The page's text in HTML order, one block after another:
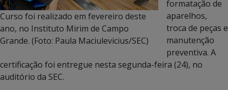
Curso foi realizado em fevereiro deste
ano, no Instituto Mirim de Campo
Grande. (Foto: Paula Maciulevicius/SEC)
formatação de
aparelhos,
troca de peças e
manutenção
preventiva. A
certificação foi entregue nesta segunda-feira (24), no
auditório da SEC.